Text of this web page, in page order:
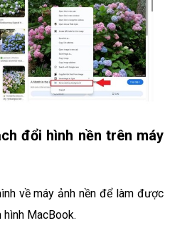
đổi hình nền trên máy
về máy ảnh nền để làm được
MacBook.